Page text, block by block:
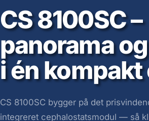
RVG 6200
RVG 5200
CS
Smart Plates
Hygiejneposer
Roller Cleaning Plate
CS Imaging 8
Patientpositionering
Konstansprøve
CS 8100SC –
panorama
i én
CS 8100SC bygger på det
integreret cephalostatsmodul — så